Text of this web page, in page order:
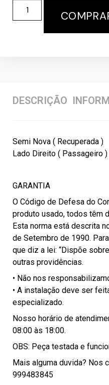
DESCRIÇÃO
Semi Nova ( Recuperada )
Lado Direito ( Passageiro )
GARANTIA
O Código de Defesa do
produto usado, todos têm
Esta norma está descrita
de Setembro de 1990.
que diz a lei: “Dispõe
outras providências.
• Não nos
• A instalação deve ser
especializado.
Nosso horário de
08:00 às 18:00.
OBS: Peça testada e
Mais alguma duvida? Nos
999483845